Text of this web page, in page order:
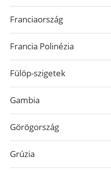
Franciaország
Francia Polinézia
Fülöp-szigetek
Gambia
Görögország
Grúzia